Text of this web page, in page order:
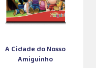
A Cidade do Nosso
Amiguinho